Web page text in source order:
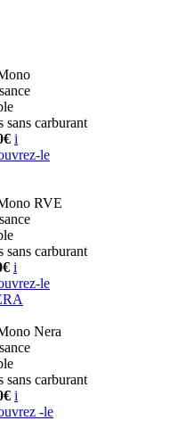
sans carburant
i
le
RVE
sans carburant
i
le
Nera
sans carburant
i
-le